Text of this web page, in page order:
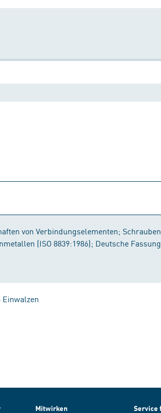
von Verbindungselementen;
(ISO 8839:1986); Deutsche Fassung
Mitwirken
Service